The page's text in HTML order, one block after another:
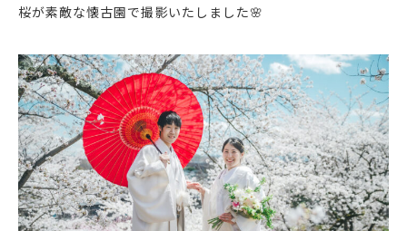
桜が素敵な懐古園で撮影いたしました🌸